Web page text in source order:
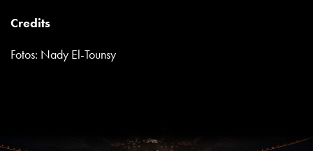
Credits
Fotos: Nady El-Tounsy